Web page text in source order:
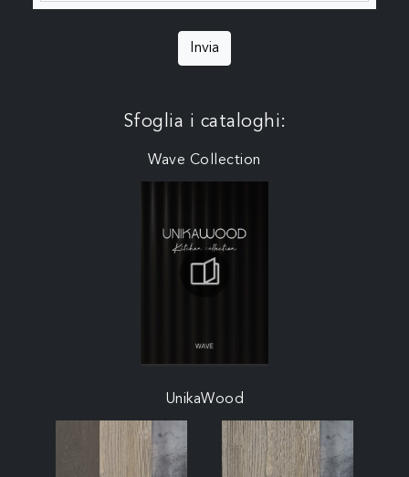
Invia
Sfoglia i cataloghi:
Wave Collection
UnikaWood